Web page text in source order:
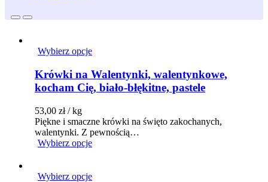
Wybierz opcje
Krówki na Walentynki, walentynkowe,
kocham Cię, biało-błękitne, pastele
53,00 zł / kg
Piękne i smaczne krówki na święto zakochanych,
walentynki. Z pewnością…
Wybierz opcje
Wybierz opcje